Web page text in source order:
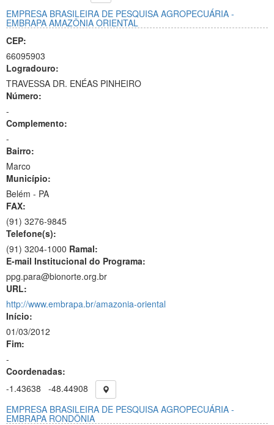
EMPRESA BRASILEIRA DE PESQUISA AGROPECUÁRIA -
EMBRAPA AMAZÔNIA ORIENTAL
CEP:
66095903
Logradouro:
TRAVESSA DR. ENÉAS PINHEIRO
Número:
-
Complemento:
-
Bairro:
Marco
Município:
Belém - PA
FAX:
(91) 3276-9845
Telefone(s):
(91) 3204-1000 Ramal:
E-mail Institucional do Programa:
ppg.para@bionorte.org.br
URL:
http://www.embrapa.br/amazonia-oriental
Início:
01/03/2012
Fim:
-
Coordenadas:
-1.43638
-48.44908
EMPRESA BRASILEIRA DE PESQUISA AGROPECUÁRIA -
EMBRAPA RONDÔNIA